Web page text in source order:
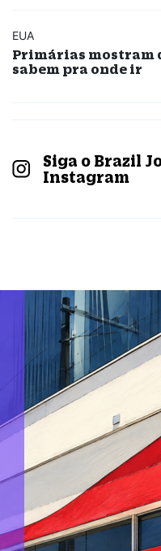
EUA
Primárias mostram
sabem pra onde ir
Siga o Brazil
Instagram